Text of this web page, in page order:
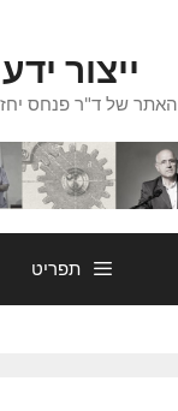
ייצור ידע
האתר של ד"ר פנחס
תפריט